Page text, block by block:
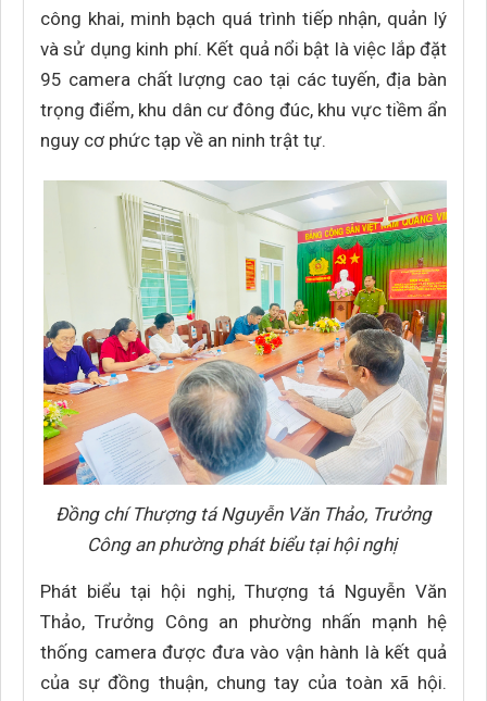
công khai, minh bạch quá trình tiếp nhận, quản lý
và sử dụng kinh phí. Kết quả nổi bật là việc lắp đặt
95 camera chất lượng cao tại các tuyến, địa bàn
trọng điểm, khu dân cư đông đúc, khu vực tiềm ẩn
nguy cơ phức tạp về an ninh trật tự.
Đồng chí Thượng tá Nguyễn Văn Thảo, Trưởng
Công an phường phát biểu tại hội nghị
Phát biểu tại hội nghị, Thượng tá Nguyễn Văn
Thảo, Trưởng Công an phường nhấn mạnh hệ
thống camera được đưa vào vận hành là kết quả
của sự đồng thuận, chung tay của toàn xã hội.